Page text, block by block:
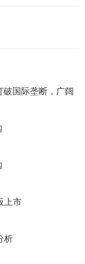
国际垄断，广阔
上市
析